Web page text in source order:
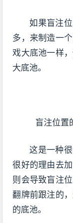
如果盲注
多，来制造一
戏大底池一样
大底池。
盲注位置
这是一种
很好的理由去
则会导致盲注
翻牌前跟注的
的底池。